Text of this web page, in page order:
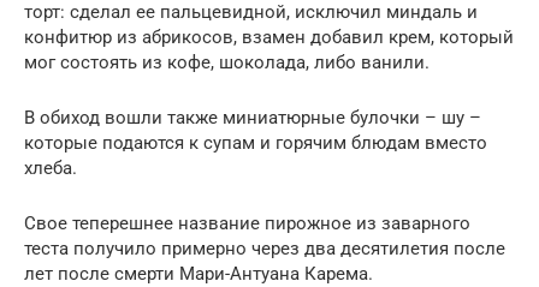
торт: сделал ее пальцевидной, исключил миндаль и
конфитюр из абрикосов, взамен добавил крем, который
мог состоять из кофе, шоколада, либо ванили.
В обиход вошли также миниатюрные булочки – шу –
которые подаются к супам и горячим блюдам вместо
хлеба.
Свое теперешнее название пирожное из заварного
теста получило примерно через два десятилетия после
лет после смерти Мари-Антуана Карема.